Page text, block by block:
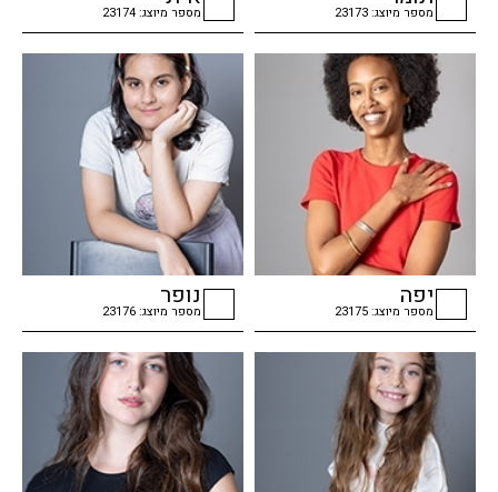
checkbox
מספר מיוצג: 23173
checkbox
מספר מיוצג: 23174
checkbox
יפה
מספר מיוצג: 23175
checkbox
נופר
מספר מיוצג: 23176